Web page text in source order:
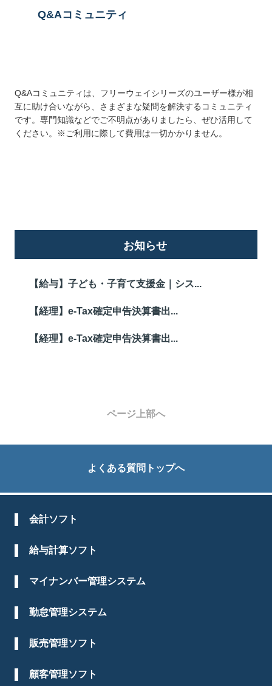
Q&Aコミュニティ
Q&Aコミュニティは、フリーウェイシリーズのユーザー様が相
互に助け合いながら、さまざまな疑問を解決するコミュニティ
です。専門知識などでご不明点がありましたら、ぜひ活用して
ください。※ご利用に際して費用は一切かかりません。
お知らせ
【給与】子ども・子育て支援金｜シス...
【経理】e-Tax確定申告決算書出...
【経理】e-Tax確定申告決算書出...
ページ上部へ
よくある質問トップへ
会計ソフト
給与計算ソフト
マイナンバー管理システム
勤怠管理システム
販売管理ソフト
顧客管理ソフト